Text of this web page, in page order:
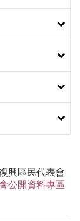
興區民代表會
公開資料專區